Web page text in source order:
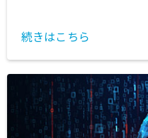
続きはこちら